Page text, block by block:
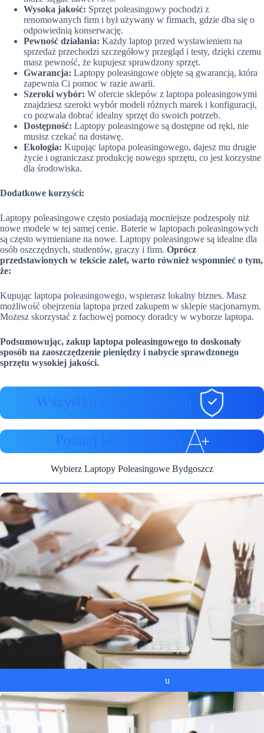
Wysoka jakość: Sprzęt poleasingowy pochodzi z
renomowanych firm i był używany w firmach, gdzie dba się o
odpowiednią konserwację.
Pewność działania: Każdy laptop przed wystawieniem na
sprzedaż przechodzi szczegółowy przegląd i testy, dzięki czemu
masz pewność, że kupujesz sprawdzony sprzęt.
Gwarancja: Laptopy poleasingowe objęte są gwarancją, która
zapewnia Ci pomoc w razie awarii.
Szeroki wybór: W ofercie sklepów z laptopa poleasingowymi
znajdziesz szeroki wybór modeli różnych marek i konfiguracji,
co pozwala dobrać idealny sprzęt do swoich potrzeb.
Dostępność: Laptopy poleasingowe są dostępne od ręki, nie
musisz czekać na dostawę.
Ekologia: Kupując laptopa poleasingowego, dajesz mu drugie
życie i ograniczasz produkcję nowego sprzętu, co jest korzystne
dla środowiska.
Dodatkowe korzyści:
Laptopy poleasingowe często posiadają mocniejsze podzespoły niż
nowe modele w tej samej cenie. Baterie w laptopach poleasingowych
są często wymieniane na nowe. Laptopy poleasingowe są idealne dla
osób oszczędnych, studentów, graczy i firm. Oprócz
przedstawionych w tekście zalet, warto również wspomnieć o tym,
że:
Kupując laptopa poleasingowego, wspierasz lokalny biznes. Masz
możliwość obejrzenia laptopa przed zakupem w sklepie stacjonarnym.
Możesz skorzystać z fachowej pomocy doradcy w wyborze laptopa.
Podsumowując, zakup laptopa poleasingowego to doskonały
sposób na zaoszczędzenie pieniędzy i nabycie sprawdzonego
sprzętu wysokiej jakości.
Wszystko o gwarancjach
Poznaj klasy jakości
Wybierz Laptopy Poleasingowe Bydgoszcz
u